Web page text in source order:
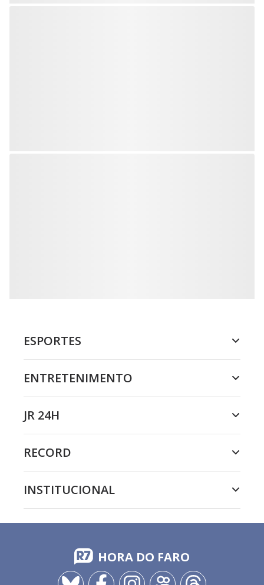
ESPORTES
ENTRETENIMENTO
JR 24H
RECORD
INSTITUCIONAL
HORA DO FARO